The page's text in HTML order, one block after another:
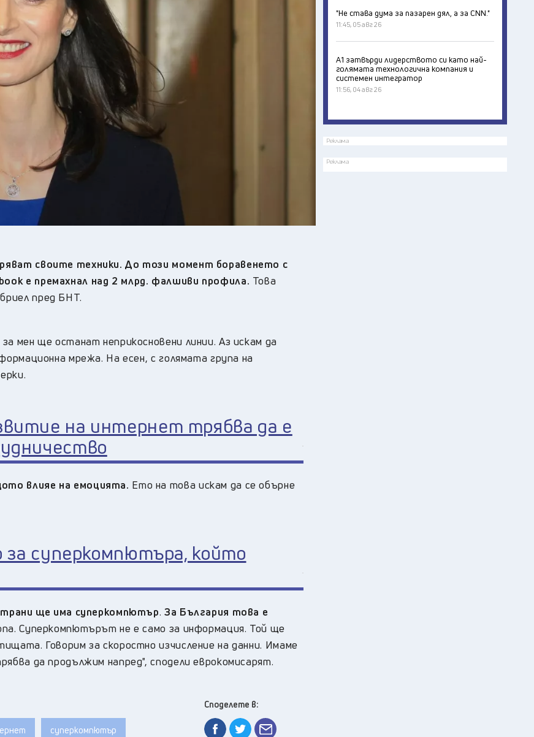
Плевен, 33 °C
Пловдив 32°C
Разград 30°C
Русе 31°C
Силистра 30°C
30°C
26°C
°C
Стара Загора,
Търговище, 31
Хасково 34
Шумен , 30
32
своите техники. До този момент боравенето с
е премахнал над 2 млрд. фалшиви профила. Това
пред БНТ.
мен ще останат неприкосновени линии. Аз искам да
мрежа. На есен, с голямата група на
на интернет трябва да е
влияе на емоцията. Ето на това искам да се обърне
за суперкомпютъра, който
ще има суперкомпютър. За България това е
Суперкомпютърът не е само за информация. Той ще
Говорим за скоростно изчисление на данни. Имаме
да продължим напред", сподели еврокомисарят.
суперкомпютър
Споделете в:
"Не става дума за пазарен дял, а за CNN."
11:45, 05 авг 26
А1 затвърди лидерството си като най-
голямата технологична компания и
системен интегратор
11:56, 04 авг 26
Реклама
Реклама